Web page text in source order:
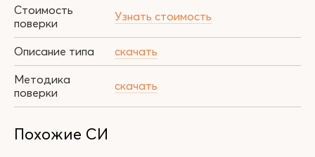
Стоимость
поверки
Узнать стоимость
Описание типа
скачать
Методика
поверки
скачать
Похожие СИ